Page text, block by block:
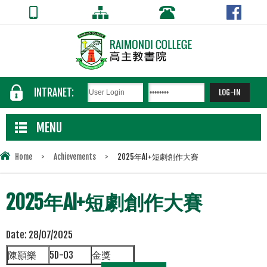
INTRANET:
MENU
Home > Achievements > 2025年AI+短劇創作大賽
2025年AI+短劇創作大賽
Date: 28/07/2025
陳顥樂
5D-03 金獎